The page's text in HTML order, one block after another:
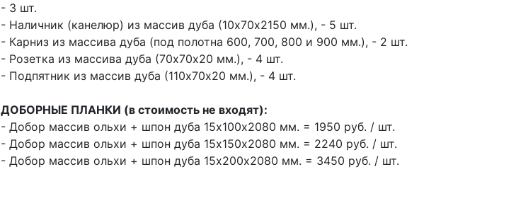
- 3 шт.
- Наличник (канелюр) из массив дуба (10х70х2150 мм.), - 5 шт.
- Карниз из массива дуба (под полотна 600, 700, 800 и 900 мм.), - 2 шт.
- Розетка из массива дуба (70х70х20 мм.), - 4 шт.
- Подпятник из массив дуба (110х70х20 мм.), - 4 шт.
ДОБОРНЫЕ ПЛАНКИ (в стоимость не входят):
- Добор массив ольхи + шпон дуба 15х100х2080 мм. = 1950 руб. / шт.
- Добор массив ольхи + шпон дуба 15х150х2080 мм. = 2240 руб. / шт.
- Добор массив ольхи + шпон дуба 15х200х2080 мм. = 3450 руб. / шт.